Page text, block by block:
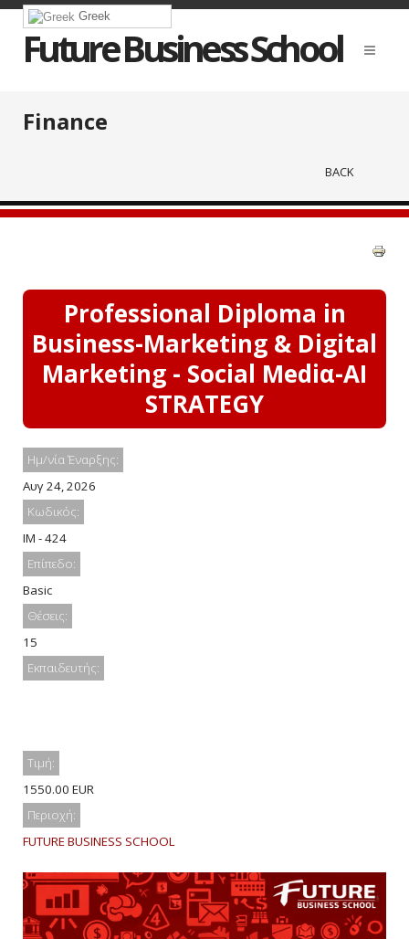
Greek
Future Business School
Finance
BACK
Professional Diploma in
Business-Marketing & Digital
Marketing - Social Mediα-AI
STRATEGY
Ημ/νία Έναρξης:
Αυγ 24, 2026
Κωδικός:
IM - 424
Επίπεδο:
Basic
Θέσεις:
15
Εκπαιδευτής:
Τιμή:
1550.00 EUR
Περιοχή:
FUTURE BUSINESS SCHOOL